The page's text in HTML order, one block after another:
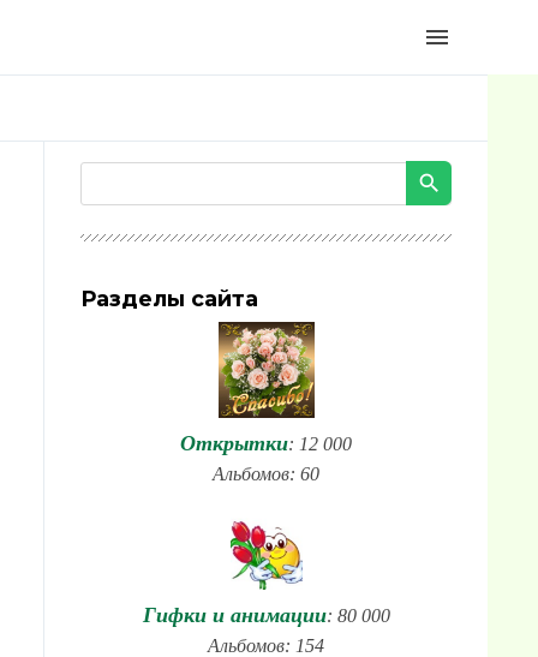
menu
Разделы сайта
Открытки: 12 000
Альбомов: 60
Гифки и анимации: 80 000
Альбомов: 154